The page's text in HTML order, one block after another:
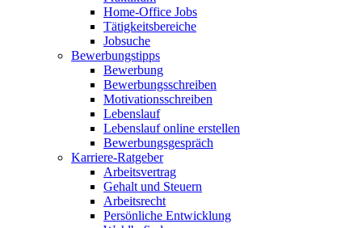
Home-Office Jobs
Tätigkeitsbereiche
Jobsuche
Bewerbungstipps
Bewerbung
Bewerbungsschreiben
Motivationsschreiben
Lebenslauf
Lebenslauf online erstellen
Bewerbungsgespräch
Karriere-Ratgeber
Arbeitsvertrag
Gehalt und Steuern
Arbeitsrecht
Persönliche Entwicklung